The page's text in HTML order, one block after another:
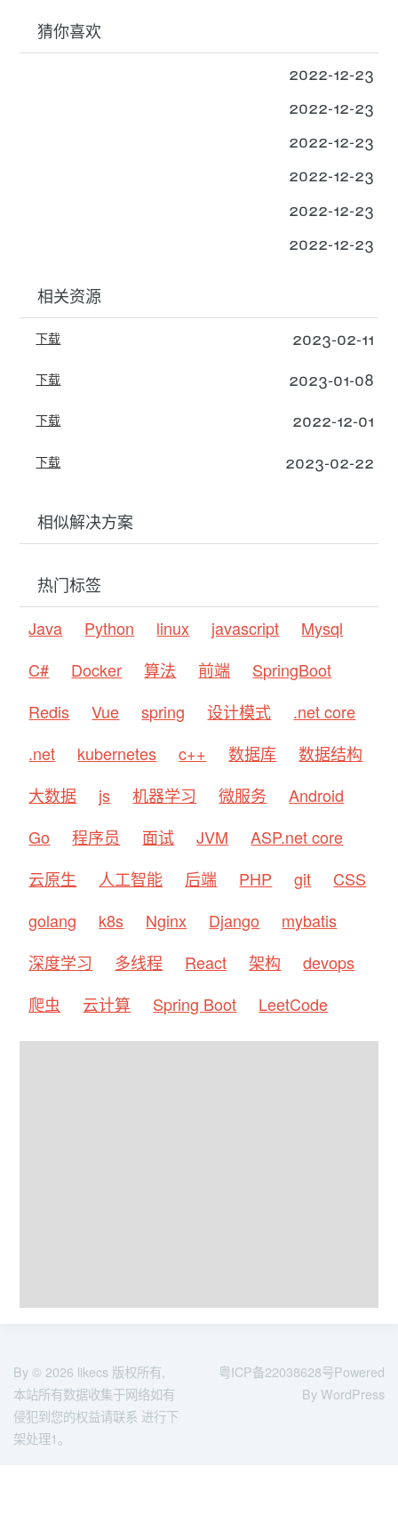
猜你喜欢
2022-12-23
2022-12-23
2022-12-23
2022-12-23
2022-12-23
2022-12-23
相关资源
下载 2023-02-11
下载 2023-01-08
下载 2022-12-01
下载 2023-02-22
相似解决方案
热门标签
Java
Python linux javascript
Mysql
C#
Docker 算法 前端
SpringBoot
Redis
Vue spring 设计模式
.net core
.net
kubernetes c++ 数据库
数据结构
大数据
js 机器学习 微服务
Android
Go
程序员 面试 JVM
ASP.net core
云原生
人工智能 后端 PHP git
CSS
golang
k8s Nginx Django
mybatis
深度学习
多线程 React 架构
devops
爬虫
云计算 Spring Boot LeetCode
By © 2026 likecs 版权所有,
本站所有数据收集于网络如有
侵犯到您的权益请联系 进行下
架处理1。
粤ICP备22038628号Powered
By WordPress